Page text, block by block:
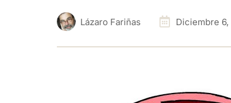
Lázaro Fariñas Diciembre